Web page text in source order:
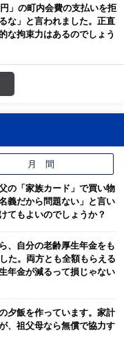
」の町内会費の支払いを拒
な」と言われました。正直
な拘束力はあるのでしょう
月 間
の「家族カード」で買い物
義だから問題ない」と言い
てもよいのでしょうか？
、自分の老齢厚生年金をも
た。両方とも全額もらえる
年金が減るって損じゃない
夕飯を作っています。家計
、祖父母なら無償で協力す